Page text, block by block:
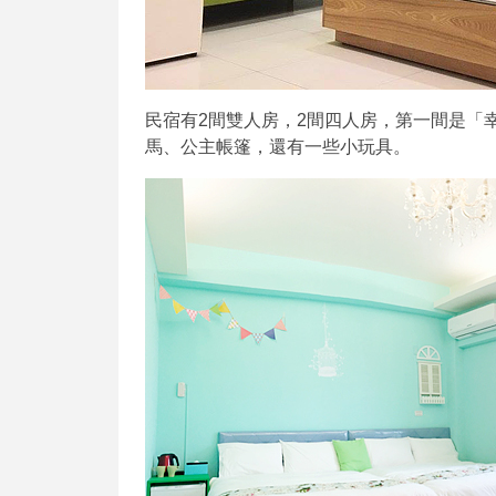
民宿有2間雙人房，2間四人房，第一間是「
馬、公主帳篷，還有一些小玩具。